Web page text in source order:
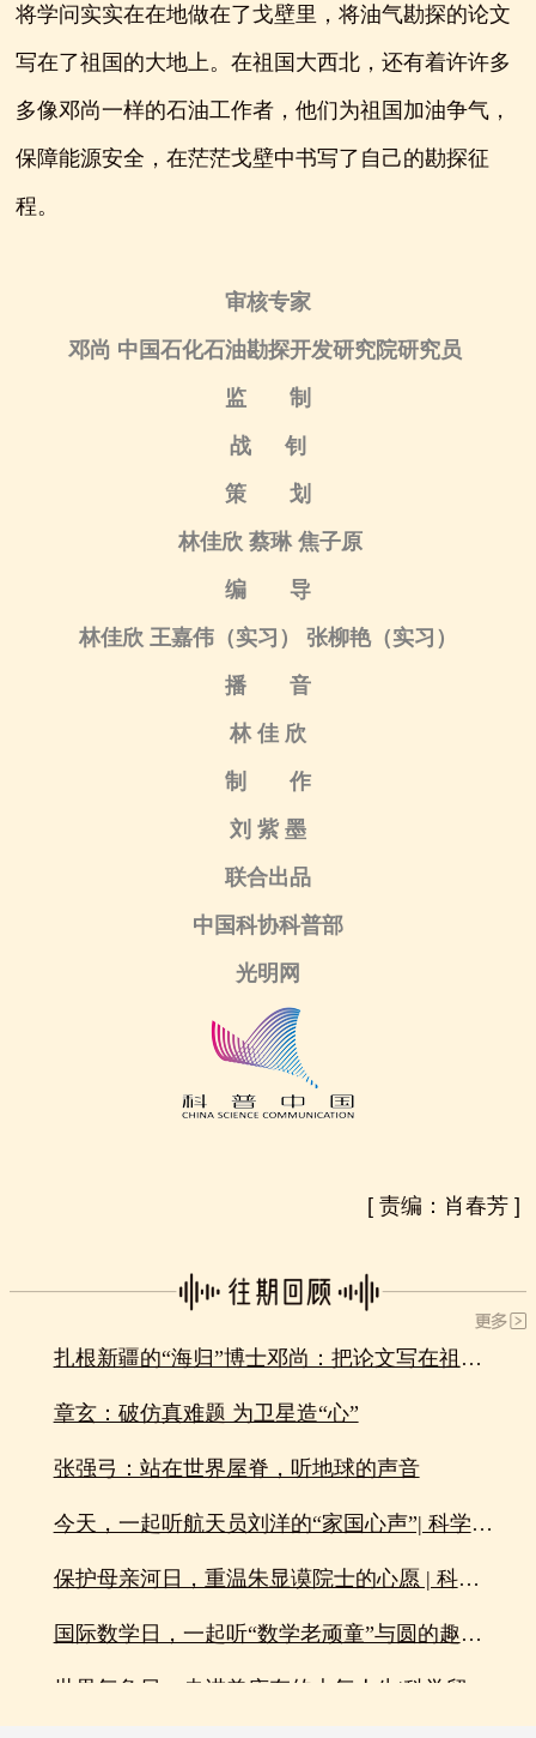
将学问实实在在地做在了戈壁里，将油气勘探的论文
写在了祖国的大地上。在祖国大西北，还有着许许多
多像邓尚一样的石油工作者，他们为祖国加油争气，
保障能源安全，在茫茫戈壁中书写了自己的勘探征
程。
审核专家
邓尚 中国石化石油勘探开发研究院研究员
监 制
战 钊
策 划
林佳欣蔡琳焦子原
编 导
林佳欣 王嘉伟（实习） 张柳艳（实习）
播 音
林 佳 欣
制 作
刘 紫 墨
联合出品
中国科协科普部
光明网
[ 责编：肖春芳 ]